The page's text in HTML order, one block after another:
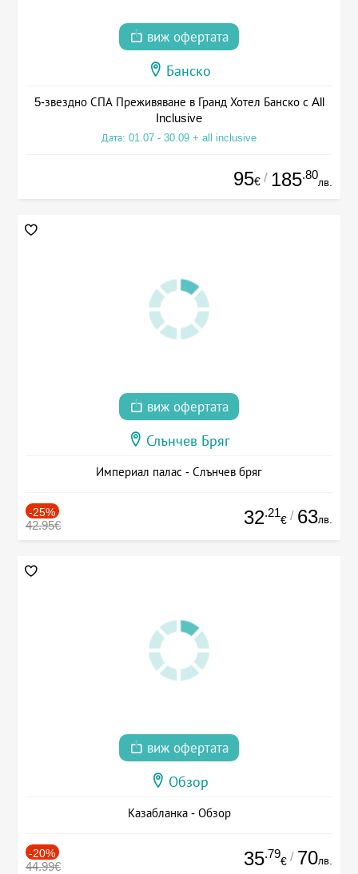
виж офертата
Банско
5-звездно СПА Преживяване в Гранд Хотел Банско с All
Inclusive
Дата: 01.07 - 30.09 + all inclusive
95€ / 185.80
лв.
виж офертата
Слънчев Бряг
Империал палас - Слънчев бряг
-25%
42.95€ 32.21
€ / 63лв.
виж офертата
Обзор
Казабланка - Обзор
-20%
44.99€ 35.79
€ / 70лв.